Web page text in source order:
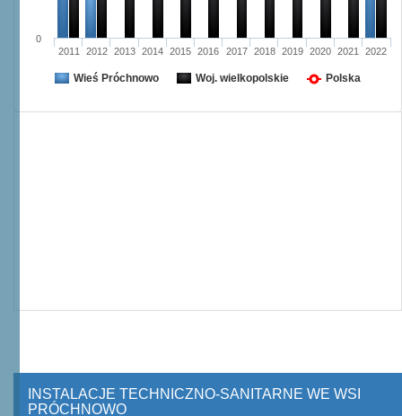
2011 2012 2013 2014 2015 2016 2017 2018 2019 2020 2021 2022
0
Wieś Próchnowo Woj. wielkopolskie Polska
INSTALACJE TECHNICZNO-SANITARNE WE WSI
PRÓCHNOWO